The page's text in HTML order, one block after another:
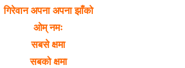
गिरेवान अपना अपना झाँको
ओम् नमः
सबसे क्षमा
सबको क्षमा